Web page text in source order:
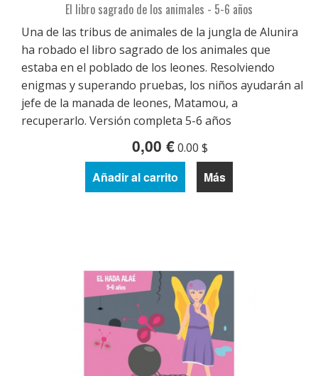
El libro sagrado de los animales - 5-6 años
Una de las tribus de animales de la jungla de Alunira
ha robado el libro sagrado de los animales que
estaba en el poblado de los leones. Resolviendo
enigmas y superando pruebas, los niños ayudarán al
jefe de la manada de leones, Matamou, a
recuperarlo. Versión completa 5-6 años
0,00 € 0.00 $
Añadir al carrito Más